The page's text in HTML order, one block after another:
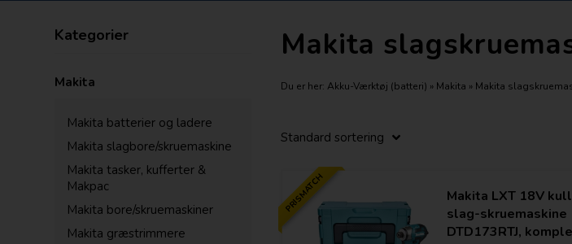
Kategorier
Makita
Makita batterier og ladere
Makita slagbore/skruemaskine
Makita tasker, kufferter &
Makpac
Makita bore/skruemaskiner
Makita græstrimmere
Makita
Du er her:Akku-Værktøj (batteri) » Makita » Makita
PRISMATCH
Makita LXT 18V
slag-skruemaskine
DTD173RTJ,